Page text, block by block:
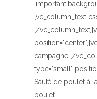
[vc_column_text
[/
campagne [/
type="small"
Sauté de poulet à
poulet...